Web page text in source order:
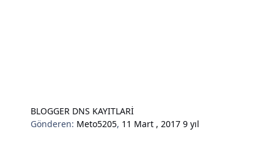
BLOGGER DNS KAYITLARİ
Gönderen: Meto5205, 11 Mart , 20179 yıl